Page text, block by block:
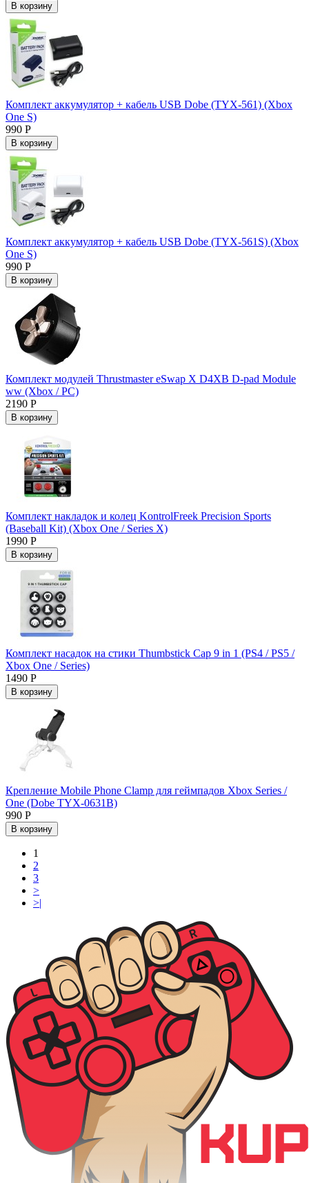
В корзину
Комплект аккумулятор + кабель USB Dobe (TYX-561) (Xbox
One S)
990 Р
В корзину
Комплект аккумулятор + кабель USB Dobe (TYX-561S) (Xbox
One S)
990 Р
В корзину
Комплект модулей Thrustmaster eSwap X D4XB D-pad Module
ww (Xbox / PC)
2190 Р
В корзину
Комплект накладок и колец KontrolFreek Precision Sports
(Baseball Kit) (Xbox One / Series X)
1990 Р
В корзину
Комплект насадок на стики Thumbstick Cap 9 in 1 (PS4 / PS5 /
Xbox One / Series)
1490 Р
В корзину
Крепление Mobile Phone Clamp для геймпадов Xbox Series /
One (Dobe TYX-0631B)
990 Р
В корзину
1
2
3
>
>|